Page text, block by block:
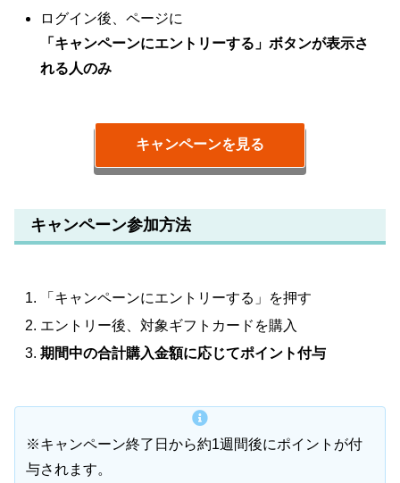
ログイン後、ページに
「キャンペーンにエントリーする」ボタンが表示さ
れる人のみ
キャンペーンを見る
キャンペーン参加方法
「キャンペーンにエントリーする」を押す
エントリー後、対象ギフトカードを購入
期間中の合計購入金額に応じてポイント付与
※キャンペーン終了日から約1週間後にポイントが付
与されます。